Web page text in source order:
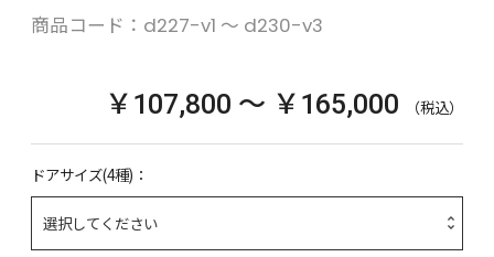
商品コード： d227-v1 ～ d230-v3
￥107,800 ～ ￥165,000 （税込）
ドアサイズ(4種)